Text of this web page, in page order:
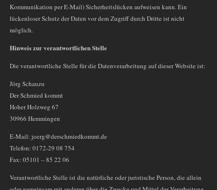
Kommunikation per E-Mail) Sicherheitslücken aufweisen kann. Ein
lückenloser Schutz der Daten vor dem Zugriff durch Dritte ist nicht
möglich.
Hinweis zur verantwortlichen Stelle
Die verantwortliche Stelle für die Datenverarbeitung auf dieser Website ist:
Jörg Schauzu
Der Schmied kommt
Hoher Holzweg 67
30966 Hemmingen
E-Mail: joerg@derschmiedkommt.de
Telefon: 0172-29 08 754
Fax: 05101 – 85 22 06
Verantwortliche Stelle ist die natürliche oder juristische Person, die allein